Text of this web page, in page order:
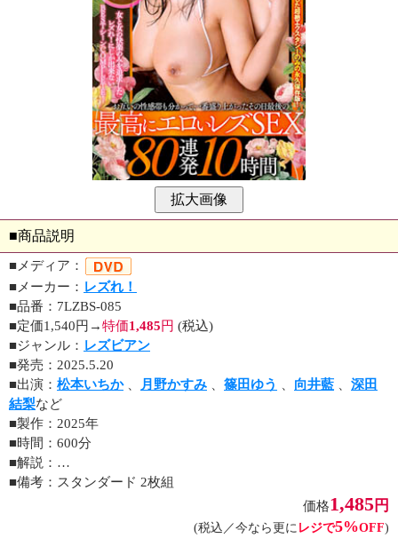
■商品説明
■メディア：
■メーカー： レズれ！
■品番：7LZBS-085
■定価1,540円→特価1,485円 (税込)
■ジャンル： レズビアン
■発売：2025.5.20
■出演： 松本いちか、 月野かすみ 篠田ゆう 向井藍
深田
結梨など
■製作：2025年
■時間：600分
■解説：…
■備考：スタンダード 2枚組
価格1,485円
(税込／今なら更に レジで5%OFF)